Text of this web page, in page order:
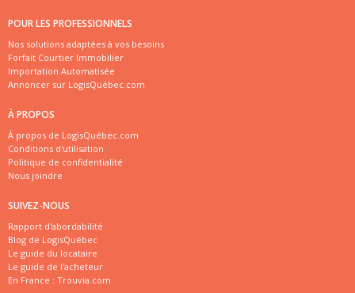
POUR LES PROFESSIONNELS
Nos solutions adaptées à vos besoins
Forfait Courtier Immobilier
Importation Automatisée
Annoncer sur LogisQuébec.com
À PROPOS
À propos de LogisQuébec.com
Conditions d'utilisation
Politique de confidentialité
Nous joindre
SUIVEZ-NOUS
Rapport d'abordabilité
Blog de LogisQuébec
Le guide du locataire
Le guide de l'acheteur
En France : Trouvia.com